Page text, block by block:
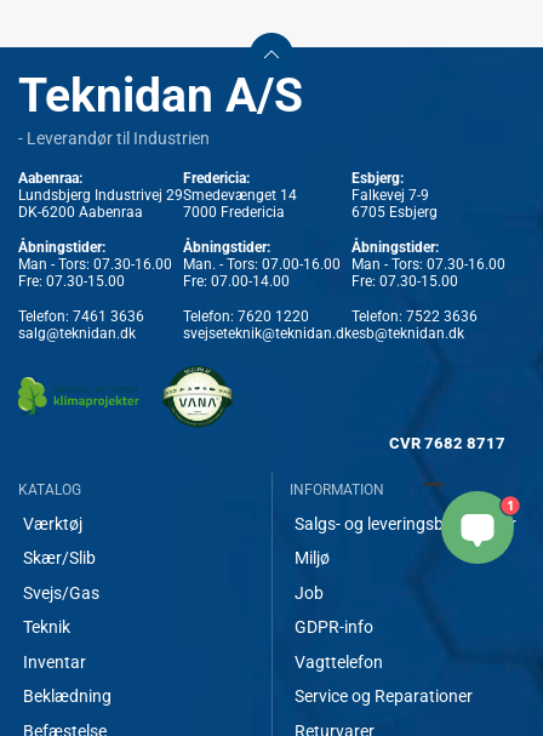
Teknidan A/S
- Leverandør til Industrien
Aabenraa:
Lundsbjerg Industrivej 29
DK-6200 Aabenraa
Åbningstider:
Man - Tors: 07.30-16.00
Fre: 07.30-15.00
Telefon: 7461 3636
salg@teknidan.dk
Fredericia:
Smedevænget 14
7000 Fredericia
Åbningstider:
Man. - Tors: 07.00-16.00
Fre: 07.00-14.00
Telefon: 7620 1220
svejseteknik@teknidan.dk
Esbjerg:
Falkevej 7-9
6705 Esbjerg
Åbningstider:
Man - Tors: 07.30-16.00
Fre: 07.30-15.00
Telefon: 7522 3636
esb@teknidan.dk
CVR 7682 8717
KATALOG
Værktøj
Skær/Slib
Svejs/Gas
Teknik
Inventar
Beklædning
Befæstelse
INFORMATION
Salgs- og leveringsbetingelser
Miljø
Job
GDPR-info
Vagttelefon
Service og Reparationer
Returvarer
1